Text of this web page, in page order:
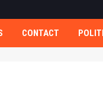
CONTACT